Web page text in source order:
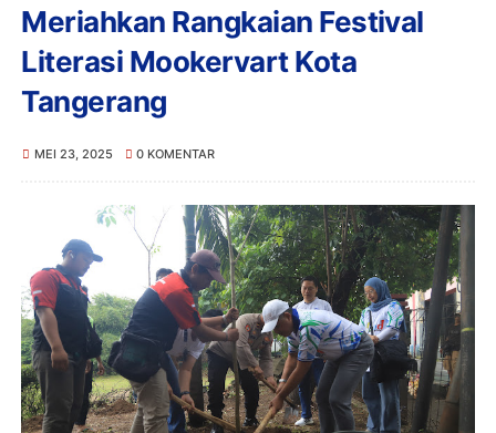
Meriahkan Rangkaian Festival
Literasi Mookervart Kota
Tangerang
MEI 23, 2025 0 KOMENTAR